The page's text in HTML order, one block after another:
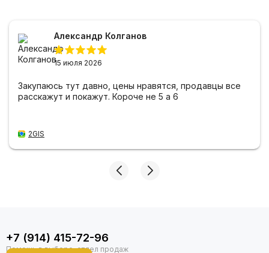
Александр Колганов
15 июля 2026
Закупаюсь тут давно, цены нравятся, продавцы все
расскажут и покажут. Короче не 5 а 6
2GIS
+7 (914) 415-72-96